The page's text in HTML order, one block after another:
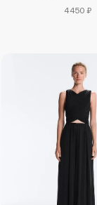
4450 ₽